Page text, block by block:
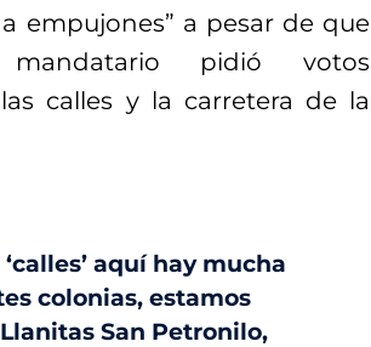
empujones” a pesar de que
pidió votos
calles y la carretera de la
aquí hay mucha
colonias, estamos
San Petronilo,